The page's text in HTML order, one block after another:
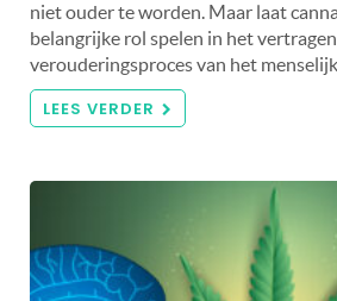
niet ouder te worden. Maar laat
belangrijke rol spelen in het
verouderingsproces van het
LEES VERDER